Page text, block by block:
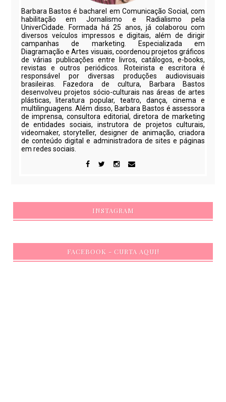
Barbara Bastos é bacharel em Comunicação Social, com
habilitação em Jornalismo e Radialismo pela
UniverCidade. Formada há 25 anos, já colaborou com
diversos veículos impressos e digitais, além de dirigir
campanhas de marketing. Especializada em
Diagramação e Artes visuais, coordenou projetos gráficos
de várias publicações entre livros, catálogos, e-books,
revistas e outros periódicos. Roteirista e escritora é
responsável por diversas produções audiovisuais
brasileiras. Fazedora de cultura, Barbara Bastos
desenvolveu projetos sócio-culturais nas áreas de artes
plásticas, literatura popular, teatro, dança, cinema e
multilinguagens. Além disso, Barbara Bastos é assessora
de imprensa, consultora editorial, diretora de marketing
de entidades sociais, instrutora de projetos culturais,
videomaker, storyteller, designer de animação, criadora
de conteúdo digital e administradora de sites e páginas
em redes sociais.
INSTAGRAM
FACEBOOK - CURTA AQUI!